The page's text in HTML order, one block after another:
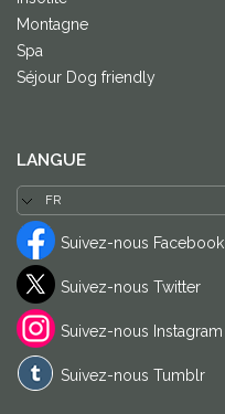
Montagne
Spa
Séjour Dog friendly
LANGUE
Suivez-nous Facebook
Suivez-nous Twitter
Suivez-nous Instagram
Suivez-nous Tumblr